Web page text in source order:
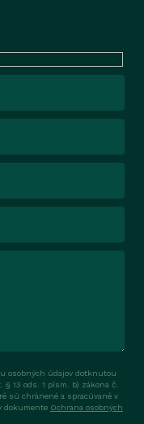
osobných údajov dotknutou
13 ods. 1 písm. b) zákona č.
sú chránené a spracúvané v
dokumente Ochrana osobných